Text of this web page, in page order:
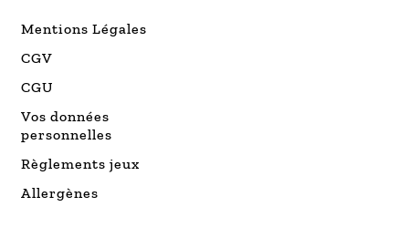
Mentions Légales
CGV
CGU
Vos données
personnelles
Règlements jeux
Allergènes